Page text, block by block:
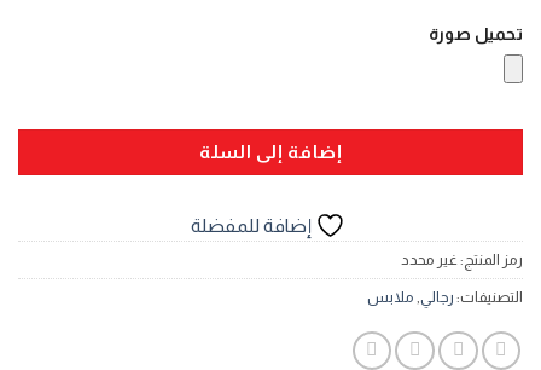
تحميل صورة
إضافة إلى السلة
إضافة للمفضلة
رمز المنتج:غير محدد
التصنيفات: رجالي, ملابس